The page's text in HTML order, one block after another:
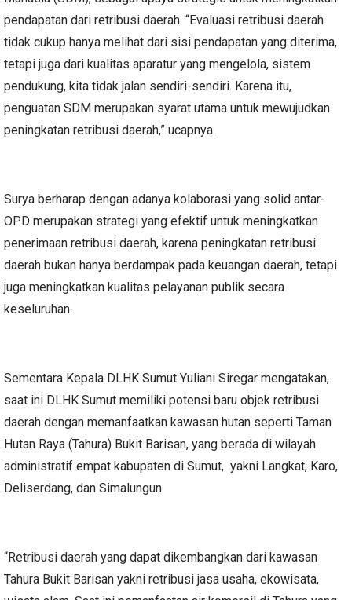
pendapatan dari retribusi daerah. “Evaluasi retribusi daerah
tidak cukup hanya melihat dari sisi pendapatan yang diterima,
tetapi juga dari kualitas aparatur yang mengelola, sistem
pendukung, kita tidak jalan sendiri-sendiri. Karena itu,
penguatan SDM merupakan syarat utama untuk mewujudkan
peningkatan retribusi daerah,” ucapnya.
Surya berharap dengan adanya kolaborasi yang solid antar-
OPD merupakan strategi yang efektif untuk meningkatkan
penerimaan retribusi daerah, karena peningkatan retribusi
daerah bukan hanya berdampak pada keuangan daerah, tetapi
juga meningkatkan kualitas pelayanan publik secara
keseluruhan.
Sementara Kepala DLHK Sumut Yuliani Siregar mengatakan,
saat ini DLHK Sumut memiliki potensi baru objek retribusi
daerah dengan memanfaatkan kawasan hutan seperti Taman
Hutan Raya (Tahura) Bukit Barisan, yang berada di wilayah
administratif empat kabupaten di Sumut, yakni Langkat, Karo,
Deliserdang, dan Simalungun.
“Retribusi daerah yang dapat dikembangkan dari kawasan
Tahura Bukit Barisan yakni retribusi jasa usaha, ekowisata,